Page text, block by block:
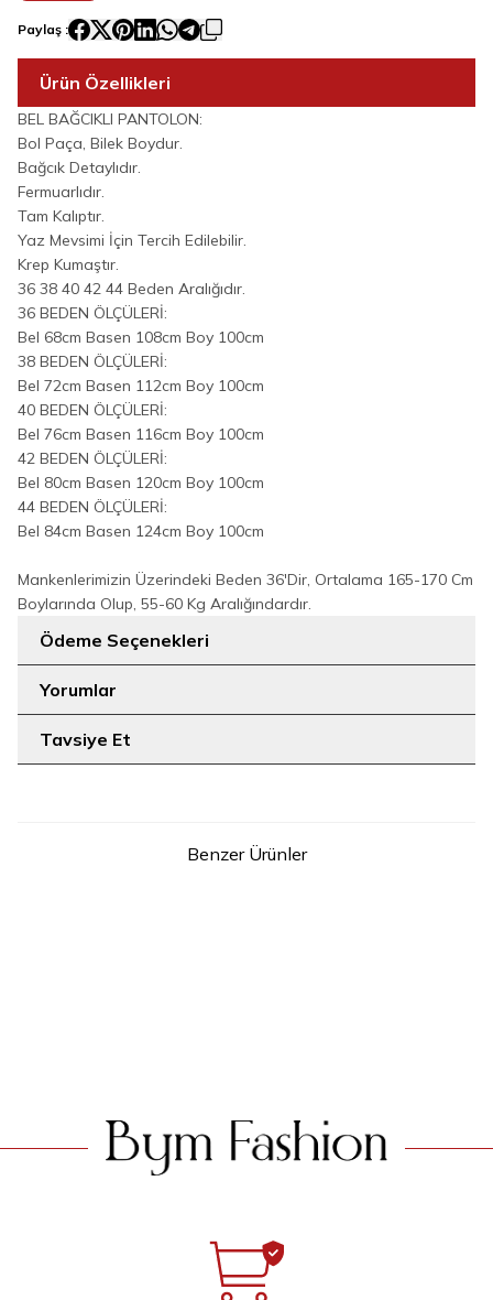
Paylaş :
Ürün Özellikleri
BEL BAĞCIKLI PANTOLON:
Bol Paça, Bilek Boydur.
Bağcık Detaylıdır.
Fermuarlıdır.
Tam Kalıptır.
Yaz Mevsimi İçin Tercih Edilebilir.
Krep Kumaştır.
36 38 40 42 44 Beden Aralığıdır.
36 BEDEN ÖLÇÜLERİ:
Bel 68cm Basen 108cm Boy 100cm
38 BEDEN ÖLÇÜLERİ:
Bel 72cm Basen 112cm Boy 100cm
40 BEDEN ÖLÇÜLERİ:
Bel 76cm Basen 116cm Boy 100cm
42 BEDEN ÖLÇÜLERİ:
Bel 80cm Basen 120cm Boy 100cm
44 BEDEN ÖLÇÜLERİ:
Bel 84cm Basen 124cm Boy 100cm
Mankenlerimizin Üzerindeki Beden 36'Dir, Ortalama 165-170 Cm
Boylarında Olup, 55-60 Kg Aralığındardır.
Ödeme Seçenekleri
Yorumlar
Tavsiye Et
Benzer Ürünler
8